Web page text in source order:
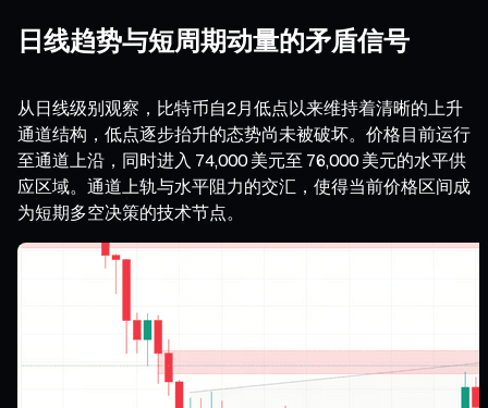
日线趋势与短周期动量的矛盾信号
从日线级别观察，比特币自2月低点以来维持着清晰的上升
通道结构，低点逐步抬升的态势尚未被破坏。价格目前运行
至通道上沿，同时进入 74,000 美元至 76,000 美元的水平供
应区域。通道上轨与水平阻力的交汇，使得当前价格区间成
为短期多空决策的技术节点。